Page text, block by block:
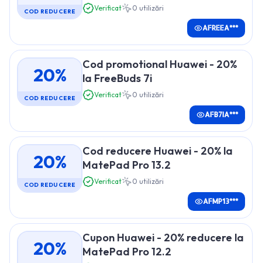
COD REDUCERE Verificat 0 utilizări
AFREEA***
20%
COD REDUCERE
Cod promotional Huawei - 20%
la FreeBuds 7i
Verificat 0 utilizări
AFB7IA***
20%
COD REDUCERE
Cod reducere Huawei - 20% la
MatePad Pro 13.2
Verificat 0 utilizări
AFMP13***
20%
Cupon Huawei - 20% reducere la
MatePad Pro 12.2